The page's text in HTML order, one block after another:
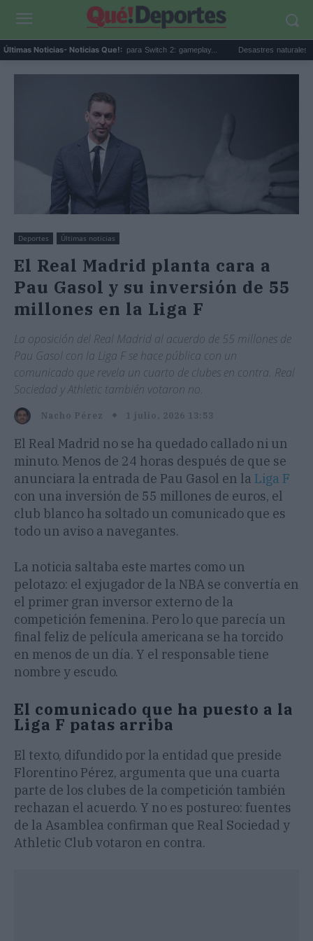
Últimas Noticias- Noticias Que!:
Beta sorpresa de Minecraft para Switch 2: gameplay... Desastres naturales: qué
Deportes Últimas noticias
El Real Madrid planta cara a
Pau Gasol y su inversión de 55
millones en la Liga F
La oposición del Real Madrid al acuerdo de 55 millones de
Pau Gasol con la Liga F se hace pública con un
comunicado que revela un cuarto de clubes en contra. Real
Sociedad y Athletic también votaron no.
Nacho Pérez 1 julio, 2026 13:53
El Real Madrid no se ha quedado callado ni un
minuto. Menos de 24 horas después de que se
anunciara la entrada de Pau Gasol en la Liga F
con una inversión de 55 millones de euros, el
club blanco ha soltado un comunicado que es
todo un aviso a navegantes.
La noticia saltaba este martes como un
pelotazo: el exjugador de la NBA se convertía en
el primer gran inversor externo de la
competición femenina. Pero lo que parecía un
final feliz de película americana se ha torcido
en menos de un día. Y el responsable tiene
nombre y escudo.
El comunicado que ha puesto a la
Liga F patas arriba
El texto, difundido por la entidad que preside
Florentino Pérez, argumenta que una cuarta
parte de los clubes de la competición también
rechazan el acuerdo. Y no es postureo: fuentes
de la Asamblea confirman que Real Sociedad y
Athletic Club votaron en contra.